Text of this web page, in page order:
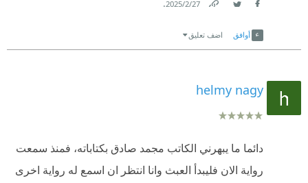
الكاتب محمد صادق كالعادة بيدخل جوا مشاعرنا ويحركها
4 ساعات مصائر شخصيات كتير بتتغير فيهم، وحقايق كتير
الشخصي ورائعة ع المستوى العام، كنت محتاجها في
الفترة دي، وكنت حريص إني مخلصهاش بسرعة لأني
27‏/2‏/2025
.
أوافق اضف تعليق
helmy nagy
دائما ما يبهرني الكاتب مجمد صادق بكتاباته، فمنذ سمعت
رواية الان فليبدأ العبث وانا انتظر ان اسمع له رواية اخرى